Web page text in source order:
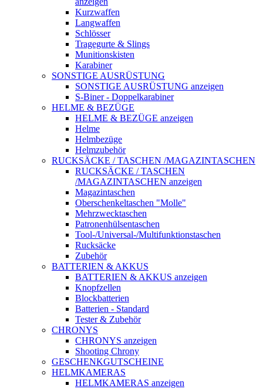
Kurzwaffen
Langwaffen
Schlösser
Tragegurte & Slings
Munitionskisten
Karabiner
SONSTIGE AUSRÜSTUNG
SONSTIGE AUSRÜSTUNG anzeigen
S-Biner - Doppelkarabiner
HELME & BEZÜGE
HELME & BEZÜGE anzeigen
Helme
Helmbezüge
Helmzubehör
RUCKSÄCKE / TASCHEN /MAGAZINTASCHEN
RUCKSÄCKE / TASCHEN
/MAGAZINTASCHEN anzeigen
Magazintaschen
Oberschenkeltaschen "Molle"
Mehrzwecktaschen
Patronenhülsentaschen
Tool-/Universal-/Multifunktionstaschen
Rucksäcke
Zubehör
BATTERIEN & AKKUS
BATTERIEN & AKKUS anzeigen
Knopfzellen
Blockbatterien
Batterien - Standard
Tester & Zubehör
CHRONYS
CHRONYS anzeigen
Shooting Chrony
GESCHENKGUTSCHEINE
HELMKAMERAS
HELMKAMERAS anzeigen